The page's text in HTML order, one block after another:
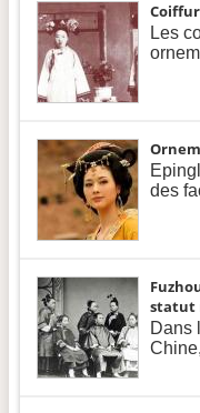
Les
des
statut
Dans